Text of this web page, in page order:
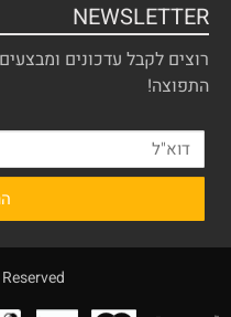
NEWSLETTER
רוצים לקבל עדכונים
התפוצה!